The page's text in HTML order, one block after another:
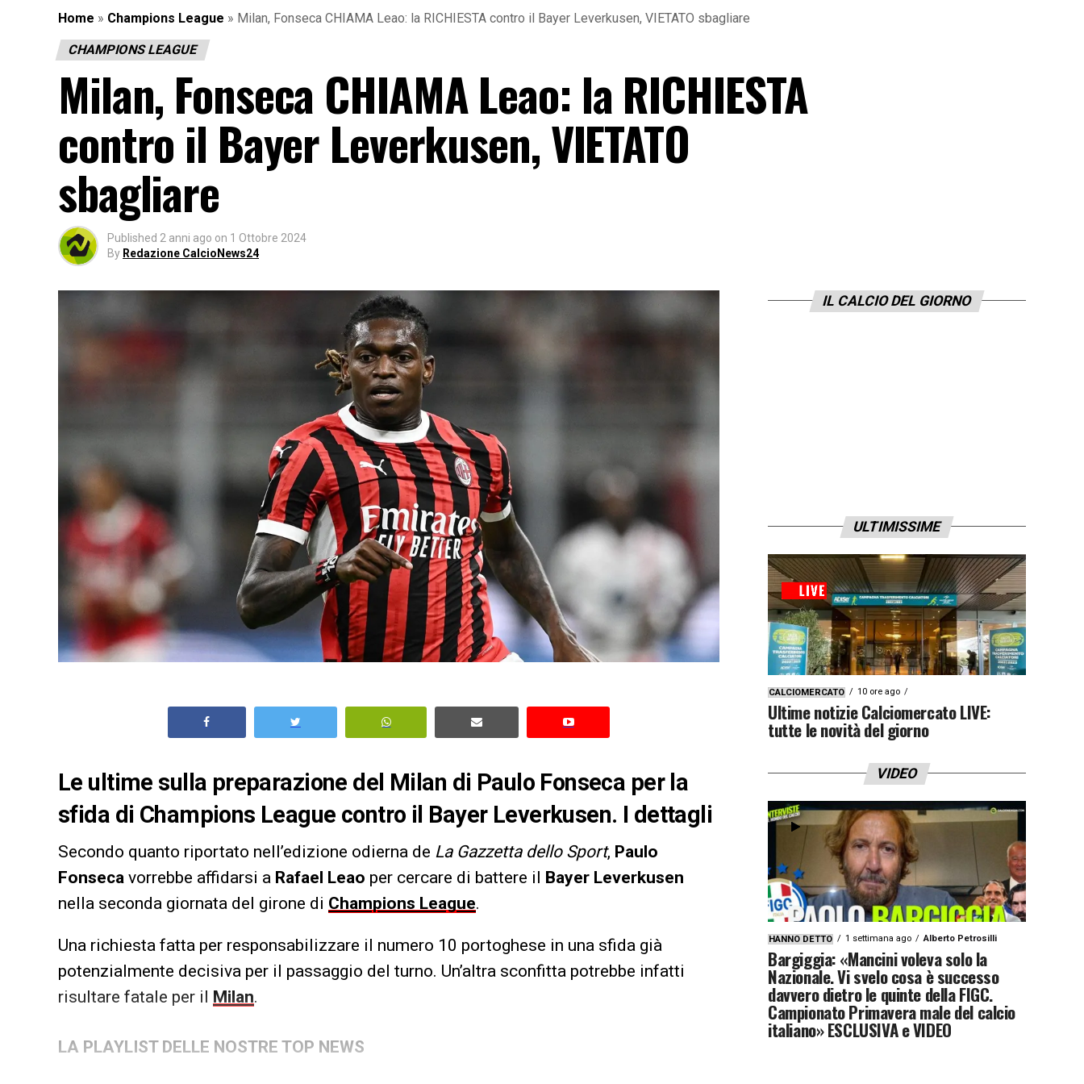
Home » Champions League » Milan, Fonseca CHIAMA Leao: la RICHIESTA contro il Bayer Leverkusen, VIETATO sbagliare
CHAMPIONS LEAGUE
Milan, Fonseca CHIAMA Leao: la RICHIESTA
contro il Bayer Leverkusen, VIETATO
sbagliare
Published 2 anni ago on 1 Ottobre 2024
By Redazione CalcioNews24
Le ultime sulla preparazione del Milan di Paulo Fonseca per la
sfida di Champions League contro il Bayer Leverkusen. I dettagli
Secondo quanto riportato nell’edizione odierna de La Gazzetta dello Sport, Paulo
Fonseca vorrebbe affidarsi a Rafael Leao per cercare di battere il Bayer Leverkusen
nella seconda giornata del girone di Champions League.
Una richiesta fatta per responsabilizzare il numero 10 portoghese in una sfida già
potenzialmente decisiva per il passaggio del turno. Un’altra sconfitta potrebbe infatti
risultare fatale per il Milan.
LA PLAYLIST DELLE NOSTRE TOP NEWS
IL CALCIO DEL GIORNO
ULTIMISSIME
CALCIOMERCATO 10 ore ago
Ultime notizie Calciomercato LIVE:
tutte le novità del giorno
VIDEO
HANNO DETTO 1 settimana ago Alberto Petrosilli
Bargiggia: «Mancini voleva solo la
Nazionale. Vi svelo cosa è successo
davvero dietro le quinte della FIGC.
Campionato Primavera male del calcio
italiano» ESCLUSIVA e VIDEO